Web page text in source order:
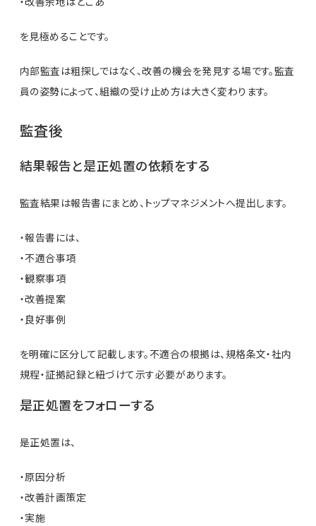
を見極めることです。
内部監査は粗探しではなく、改善の機会を発見する場です。監査
員の姿勢によって、組織の受け止め方は大きく変わります。
監査後
結果報告と是正処置の依頼をする
監査結果は報告書にまとめ、トップマネジメントへ提出します。
・報告書には、
・不適合事項
・観察事項
・改善提案
・良好事例
を明確に区分して記載します。不適合の根拠は、規格条文・社内
規程・証拠記録と紐づけて示す必要があります。
是正処置をフォローする
是正処置は、
・原因分析
・改善計画策定
・実施